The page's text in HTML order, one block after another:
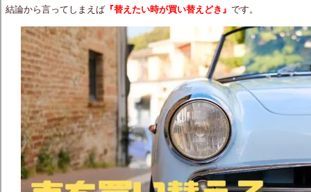
結論から言ってしまえば『替えたい時が買い替えどき』 です。